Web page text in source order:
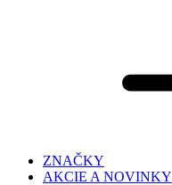
ZNAČKY
AKCIE A NOVINKY